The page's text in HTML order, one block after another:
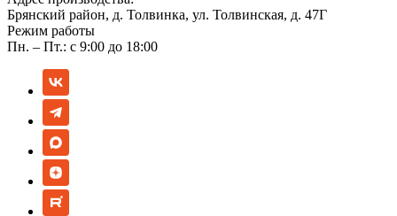
Брянский район, д. Толвинка, ул. Толвинская, д. 47Г
Режим работы
Пн. – Пт.: с 9:00 до 18:00